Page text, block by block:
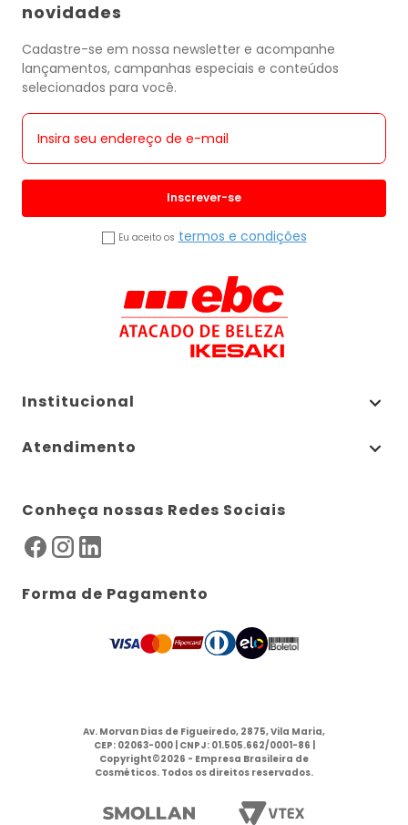
novidades
Cadastre-se em nossa newsletter e acompanhe
lançamentos, campanhas especiais e conteúdos
selecionados para você.
Inscrever-se
Eu aceito os termos e condições
Institucional
Atendimento
Conheça nossas Redes Sociais
Forma de Pagamento
Av. Morvan Dias de Figueiredo, 2875, Vila Maria,
CEP: 02063-000 | CNPJ: 01.505.662/0001-86 |
Copyright©2026 - Empresa Brasileira de
Cosméticos. Todos os direitos reservados.